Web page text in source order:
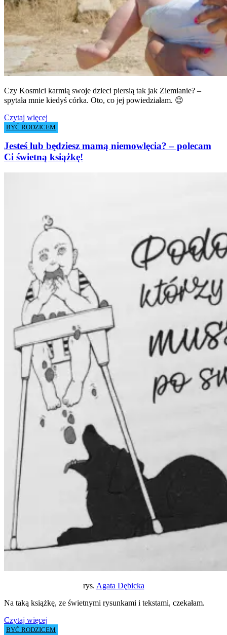
Czy Kosmici karmią swoje dzieci piersią tak jak Ziemianie? –
spytała mnie kiedyś córka. Oto, co jej powiedziałam. 😉
Czytaj więcej
BYĆ RODZICEM
Jesteś lub będziesz mamą niemowlęcia? – polecam
Ci świetną książkę!
rys. Agata Dębicka
Na taką książkę, ze świetnymi rysunkami i tekstami, czekałam.
Czytaj więcej
BYĆ RODZICEM